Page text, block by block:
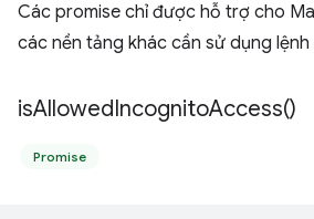
Các promise chỉ được hỗ trợ cho
các nền tảng khác cần sử dụng lệnh
isAllowedIncognitoAccess()
Promise